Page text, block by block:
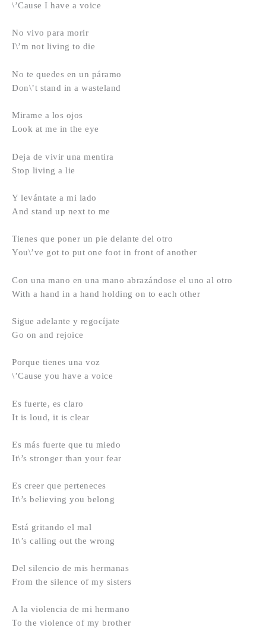
\’Cause I have a voice
No vivo para morir
I\’m not living to die
No te quedes en un páramo
Don\’t stand in a wasteland
Mirame a los ojos
Look at me in the eye
Deja de vivir una mentira
Stop living a lie
Y levántate a mi lado
And stand up next to me
Tienes que poner un pie delante del otro
You\’ve got to put one foot in front of another
Con una mano en una mano abrazándose el uno al otro
With a hand in a hand holding on to each other
Sigue adelante y regocíjate
Go on and rejoice
Porque tienes una voz
\’Cause you have a voice
Es fuerte, es claro
It is loud, it is clear
Es más fuerte que tu miedo
It\’s stronger than your fear
Es creer que perteneces
It\’s believing you belong
Está gritando el mal
It\’s calling out the wrong
Del silencio de mis hermanas
From the silence of my sisters
A la violencia de mi hermano
To the violence of my brother